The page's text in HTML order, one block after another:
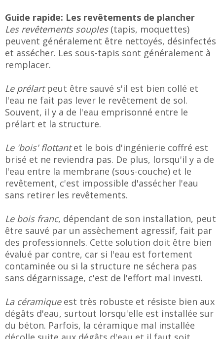
Guide rapide: Les revêtements de plancher
Les revêtements souples (tapis, moquettes)
peuvent généralement être nettoyés, désinfectés
et assécher. Les sous-tapis sont généralement à
remplacer.
Le prélartpeut être sauvé s'il est bien collé et
l'eau ne fait pas lever le revêtement de sol.
Souvent, il y a de l'eau emprisonné entre le
prélart et la structure.
Le 'bois' flottantet le bois d'ingénierie coffré est
brisé et ne reviendra pas. De plus, lorsqu'il y a de
l'eau entre la membrane (sous-couche) et le
revêtement, c'est impossible d'assécher l'eau
sans retirer les revêtements.
Le bois franc, dépendant de son installation, peut
être sauvé par un assèchement agressif, fait par
des professionnels. Cette solution doit être bien
évalué par contre, car si l'eau est fortement
contaminée ou si la structure ne séchera pas
sans dégarnissage, c'est de l'effort mal investi.
La céramique est très robuste et résiste bien aux
dégâts d'eau, surtout lorsqu'elle est installée sur
du béton. Parfois, la céramique mal installée